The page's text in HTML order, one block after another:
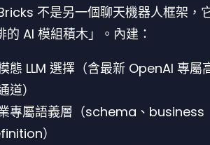
不是另一個聊天機器人框架，
的 AI 模組積木」。內建：
態 LLM 選擇（含最新 OpenAI 專屬
道）
專屬語義層（schema、business
）